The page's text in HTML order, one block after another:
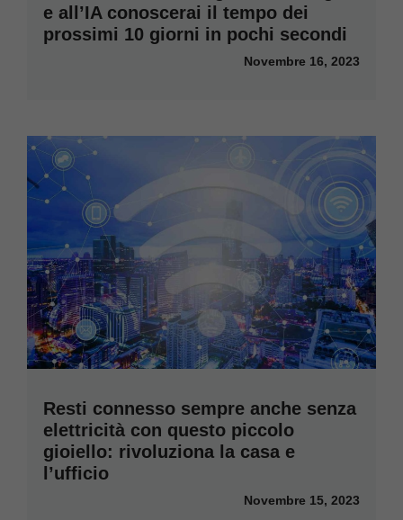
e all’IA conoscerai il tempo dei
prossimi 10 giorni in pochi secondi
Novembre 16, 2023
Resti connesso sempre anche senza
elettricità con questo piccolo
gioiello: rivoluziona la casa e
l’ufficio
Novembre 15, 2023